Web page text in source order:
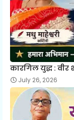
कारगिल युद्ध : वीर
July 26, 2026